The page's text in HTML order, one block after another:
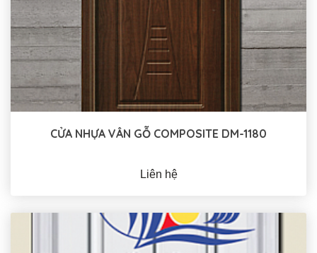
CỬA NHỰA VÂN GỖ COMPOSITE DM-1180
Liên hệ